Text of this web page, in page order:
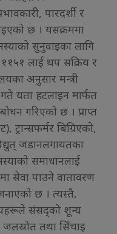
पारदर्शी र
छ । यसक्रममा
सुनुवाइका लागि
लाई थप सक्रिय र
अनुसार मन्त्री
यता हटलाइन मार्फत
गरिएको छ । प्राप्त
ट्रान्सफर्मर बिग्रिएको,
जडानलगायतका
समाधानलाई
सेवा पाउने वातावरण
जनाएको छ । त्यस्तै,
संसद्को शून्य
तथा सिँचाइ